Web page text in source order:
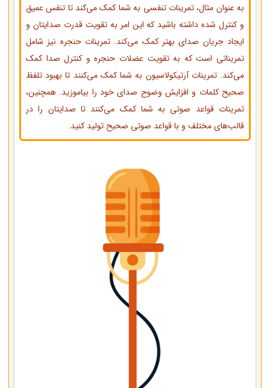
به عنوان مثال، تمرینات تنفسی به شما کمک می‌کند تا تنفس عمیق
و کنترل شده داشته باشید که این امر به تقویت قدرت صدایتان و
ایجاد جریان صدای بهتر کمک می‌کند. تمرینات حنجره نیز شامل
تمریناتی است که به تقویت عضلات حنجره و کنترل صدا کمک
می‌کند. تمرینات آرتیکولاسیون به شما کمک می‌کنند تا بهبود تلفظ
صحیح کلمات و افزایش وضوح صدای خود را بیاموزید. همچنین،
تمرینات قواعد صوتی به شما کمک می‌کنند تا صدایتان را در
قالب‌های مختلف و با قواعد صوتی صحیح تولید کنید.